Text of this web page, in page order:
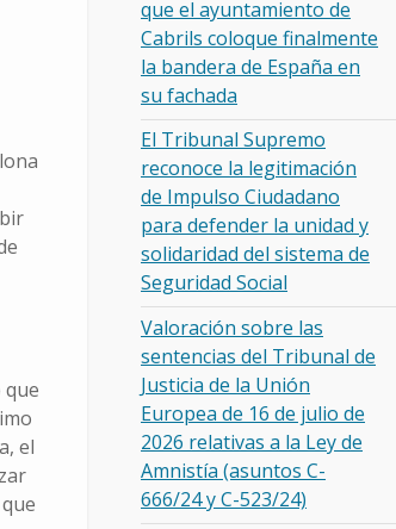
el
que el ayuntamiento de
Cabrils coloque finalmente
la bandera de España en
su fachada
El Tribunal Supremo
reconoce la legitimación
de Impulso Ciudadano
para defender la unidad y
solidaridad del sistema de
Seguridad Social
Valoración sobre las
sentencias del Tribunal de
Justicia de la Unión
Europea de 16 de julio de
2026 relativas a la Ley de
Amnistía (asuntos C-
666/24 y C-523/24)